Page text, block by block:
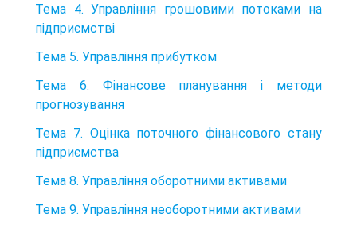
Тема 4. Управління грошовими потоками на
підприємстві
Тема 5. Управління прибутком
Тема 6. Фінансове планування і методи
прогнозування
Тема 7. Оцінка поточного фінансового стану
підприємства
Тема 8. Управління оборотними активами
Тема 9. Управління необоротними активами